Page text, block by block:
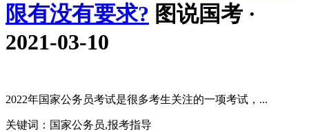
限有没有要求? 图说国考 ·
2021-03-10
2022年国家公务员考试是很多考生关注的一项考试，...
关键词： 国家公务员,报考指导